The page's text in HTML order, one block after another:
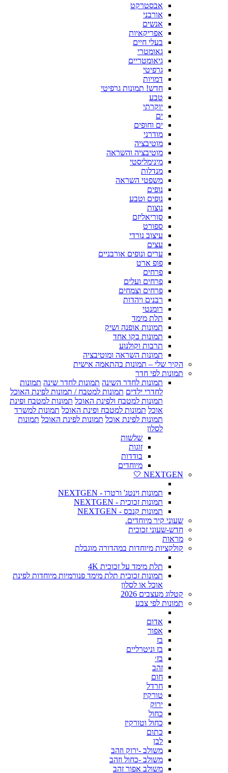
אבסטרקט
אורבני
אנשים
אפריקאיות
בעלי חיים
גאומטרי
גיאומטריים
גרפיטי
דמויות
חדש! תמונות גרפיטי
טבע
יוקרתי
ים
ים וחופים
מודרני
מוטיבציה
מוטיבציה והשראה
מינימליסטי
מנדלות
משפטי השראה
נופים
נופים וטבע
נוצות
סוריאליזם
ספורט
עיצוב נורדי
עצים
ערים ונופים אורבניים
פופ ארט
פרחים
פרחים ועלים
פרחים וצמחים
רבנים ויהדות
רומנטי
תלת מימד
תמונות אופנה ושיק
תמונות בקו אחד
תרבות וקולנוע
תמונות השראה ומוטיבציה
הקיר שלי – תמונות בהתאמה אישית
תמונות לפי חדר
תמונות לחדר השינה תמונות לחדר שינה תמונות
לחדרי ילדים תמונות למטבח / תמונות לפינת האוכל
תמונות למטבח ולפינת האוכל תמונות למטבח ופינת
אוכל תמונות למטבח ופינת האוכל תמונות למשרד
תמונות לפינת אוכל תמונות לפינת האוכל תמונות
לסלון
שלשות
זוגות
בודדות
מיוחדים
NEXTGEN 🤍
תמונות וינטג' ורטרו - NEXTGEN
תמונות זכוכית - NEXTGEN
תמונות קנבס - NEXTGEN
שעוני קיר מיוחדים.
חדש-שעוני זכוכית
מראות
קולקציות מיוחדות במהדורה מוגבלת
תלת מימד על זכוכית 4K
תמונות זכוכית תלת מימד פנורמיות מיוחדות לפינת
אוכל או לסלון
קטלוג מעצבים 2026
תמונות לפי צבע
אדום
אפור
בז
בז וניטרליים
בז׳
זהב
חום
חרדל
טורקיז
ירוק
כחול
כחול וטורקיז
כתום
לבן
משולב -ירוק וזהב
משולב -כחול וזהב
משולב אפור זהב